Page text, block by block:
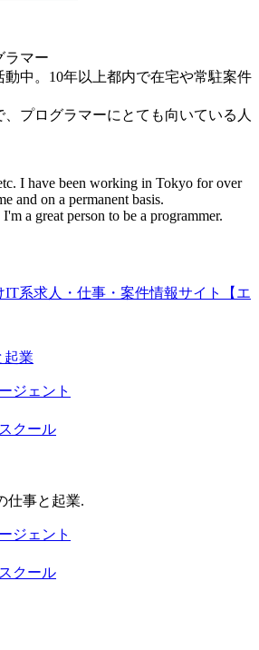
ラマー
動中。10年以上都内で在宅や常駐案件
プログラマーにとても向いている人
I have been working in Tokyo for over
and on a permanent basis.
a great person to be a programmer.
IT系求人・仕事・案件情報サイト【エ
起業
ジェント
クール
仕事と起業.
ジェント
クール